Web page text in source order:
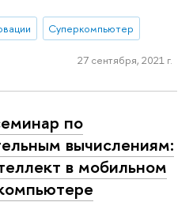
Суперкомпьютер
27 сентября, 2021 г.
по
вычислениям:
в мобильном